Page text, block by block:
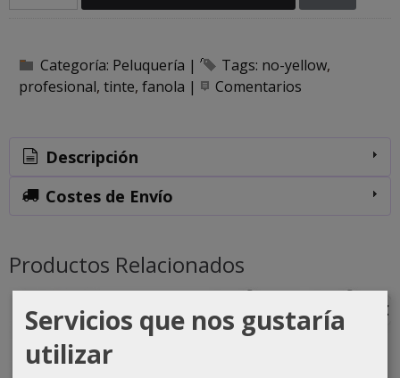
Categoría: Peluquería | Tags: no-yellow
profesional tinte fanola | Comentarios
Descripción
Costes de Envío
Productos Relacionados
-1 € -3 € -3 €
Servicios que nos gustaría
utilizar